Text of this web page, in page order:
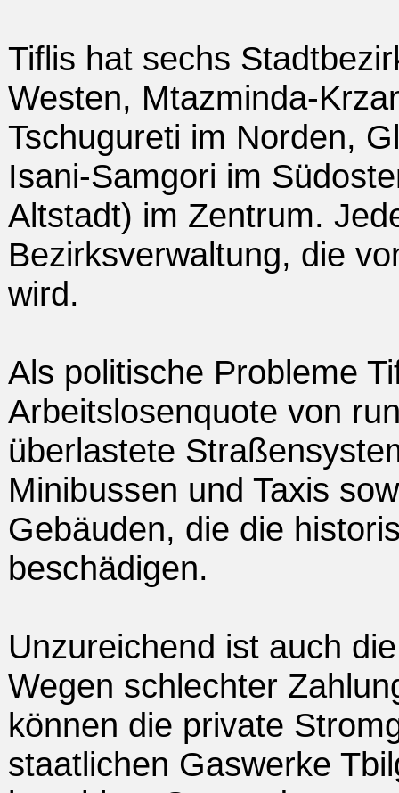
Tiflis hat sechs
Westen, Mtazminda-
Tschugureti im Norden,
Isani-Samgori im
Altstadt) im Zentrum.
Bezirksverwaltung, die
wird.
Als politische Probleme
Arbeitslosenquote von
überlastete
Minibussen und Taxis
Gebäuden, die die
beschädigen.
Unzureichend ist auch
Wegen schlechter
können die private
staatlichen Gaswerke